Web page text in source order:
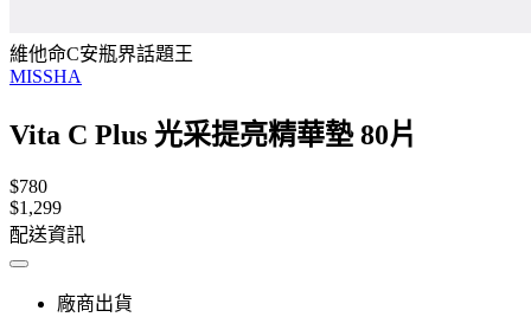
維他命C安瓶界話題王
MISSHA
Vita C Plus 光采提亮精華墊 80片
$780
$1,299
配送資訊
廠商出貨